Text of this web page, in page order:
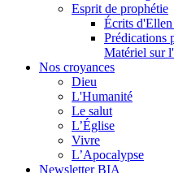
Esprit de prophétie
Écrits
Prédications
Matériel sur
Nos croyances
Dieu
L'Humanité
Le salut
L’Église
Vivre
L’Apocalypse
Newsletter BIA